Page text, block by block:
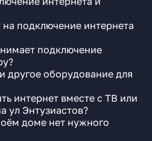
на подключение интернета
подключение
другое оборудование для
интернет вместе с ТВ или
ул Энтузиастов?
доме нет нужного